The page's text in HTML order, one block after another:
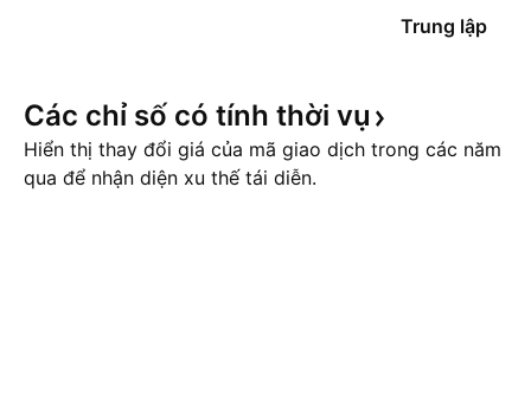
Trung lập
Các chỉ số có tính thời vụ
Hiển thị thay đổi giá của mã giao dịch trong các năm
qua để nhận diện xu thế tái diễn.